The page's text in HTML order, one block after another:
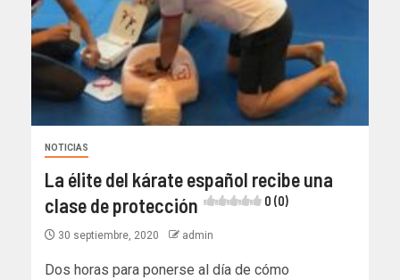
NOTICIAS
La élite del kárate español recibe una
clase de protección
0 (0)
30 septiembre, 2020 admin
Dos horas para ponerse al día de cómo